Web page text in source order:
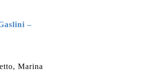
–
Marina